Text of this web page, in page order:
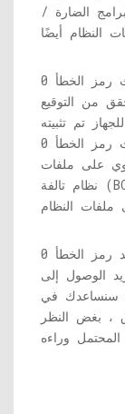
الضارة /
يمكن أن يحدث رمز الخطأ 0xc0000225 أيضًا عندما
من التوقيع
تم تثبيته
مؤخرًا. بمعنى آخر ، سيحدث رمز الخطأ 0xc0000225
على ملفات
نظام تالفة (BCD) أو جهاز معيب أو برنامج ضار يؤثر
يعد رمز الخطأ 0xc0000225 خطأ فادحًا للغاية ويجب
الوصول إلى
سنساعدك في
، بغض النظر